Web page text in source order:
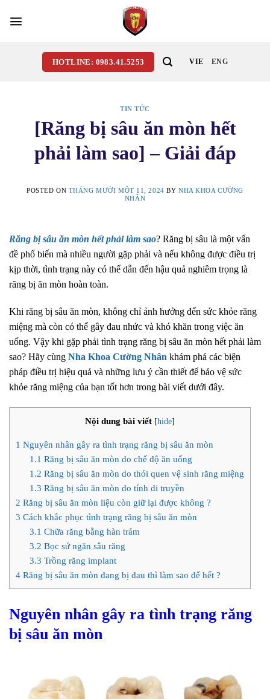
HOTLINE: 0983.41.5253 VIE ENG
TIN TỨC
[Răng bị sâu ăn mòn hết
phải làm sao] – Giải đáp
POSTED ON THÁNG MƯỜI MỘT 11, 2024 BY NHA KHOA CƯỜNG
NHÂN
Răng bị sâu ăn mòn hết phải làm sao? Răng bị sâu là một vấn
đề phổ biến mà nhiều người gặp phải và nếu không được điều trị
kịp thời, tình trạng này có thể dẫn đến hậu quả nghiêm trọng là
răng bị ăn mòn hoàn toàn.
Khi răng bị sâu ăn mòn, không chỉ ảnh hưởng đến sức khỏe răng
miệng mà còn có thể gây đau nhức và khó khăn trong việc ăn
uống. Vậy khi gặp phải tình trạng răng bị sâu ăn mòn hết phải làm
sao? Hãy cùng Nha Khoa Cường Nhân khám phá các biện
pháp điều trị hiệu quả và những lưu ý cần thiết để bảo vệ sức
khỏe răng miệng của bạn tốt hơn trong bài viết dưới đây.
Nội dung bài viết [hide]
1 Nguyên nhân gây ra tình trạng răng bị sâu ăn mòn
1.1 Răng bị sâu ăn mòn do chế độ ăn uống
1.2 Răng bị sâu ăn mòn do thói quen vệ sinh răng miệng
1.3 Răng bị sâu ăn mòn do tính di truyền
2 Răng bị sâu ăn mòn liệu còn giữ lại được không ?
3 Cách khắc phục tình trạng răng bị sâu ăn mòn
3.1 Chữa răng bằng hàn trám
3.2 Bọc sứ ngăn sâu răng
3.3 Trồng răng implant
4 Răng bị sâu ăn mòn đang bị đau thì làm sao để hết ?
Nguyên nhân gây ra tình trạng răng
bị sâu ăn mòn